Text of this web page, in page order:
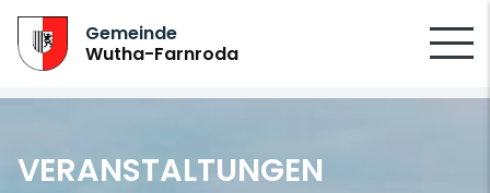
Gemeinde
Wutha-Farnroda
VERANSTALTUNGEN